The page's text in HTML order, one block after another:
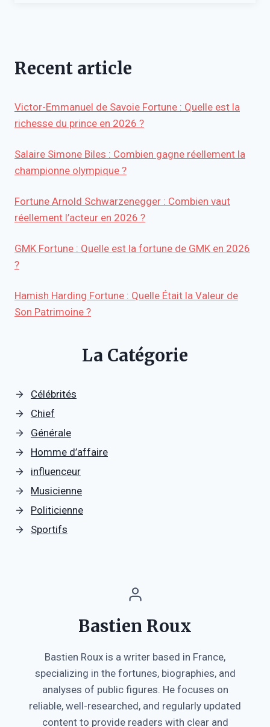
Recent article
Victor-Emmanuel de Savoie Fortune : Quelle est la
richesse du prince en 2026 ?
Salaire Simone Biles : Combien gagne réellement la
championne olympique ?
Fortune Arnold Schwarzenegger : Combien vaut
réellement l’acteur en 2026 ?
GMK Fortune : Quelle est la fortune de GMK en 2026
?
Hamish Harding Fortune : Quelle Était la Valeur de
Son Patrimoine ?
La Catégorie
Célébrités
Chief
Générale
Homme d’affaire
influenceur
Musicienne
Politicienne
Sportifs
Bastien Roux
Bastien Roux is a writer based in France,
specializing in the fortunes, biographies, and
analyses of public figures. He focuses on
reliable, well-researched, and regularly updated
content to provide readers with clear and